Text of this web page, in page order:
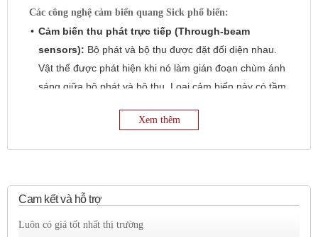
Các công nghệ cảm biến quang Sick phổ biến:
Cảm biến thu phát trực tiếp (Through-beam
sensors): Bộ phát và bộ thu được đặt đối diện nhau.
Vật thể được phát hiện khi nó làm gián đoạn chùm ánh
sáng giữa bộ phát và bộ thu. Loại cảm biến này có tầm
Cảm biến phản xạ khuếch tán (Diffuse reflective
phản xạ của bề mặt vật thể.
sensors):
Bộ phát và bộ thu được tích hợp trong cùng
Xem thêm
Cam kết và hỗ trợ
Luôn có giá tốt nhất thị trường